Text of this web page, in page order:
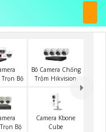
Bộ
Bô Camera Chống
Trộm Hikvision
Bộ
Camera Kbone
Cube